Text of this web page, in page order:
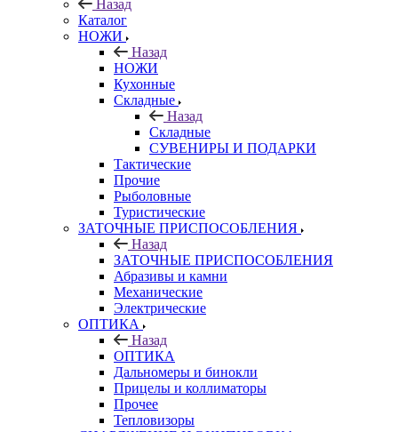
Назад
Каталог
НОЖИ
Назад
НОЖИ
Кухонные
Складные
Назад
Складные
СУВЕНИРЫ И ПОДАРКИ
Тактические
Прочие
Рыболовные
Туристические
ЗАТОЧНЫЕ ПРИСПОСОБЛЕНИЯ
Назад
ЗАТОЧНЫЕ ПРИСПОСОБЛЕНИЯ
Абразивы и камни
Механические
Электрические
ОПТИКА
Назад
ОПТИКА
Дальномеры и бинокли
Прицелы и коллиматоры
Прочее
Тепловизоры